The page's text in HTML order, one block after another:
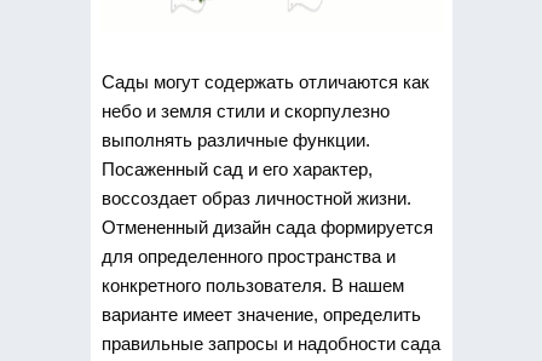
Сады могут содержать отличаются как
небо и земля стили и скорпулезно
выполнять различные функции.
Посаженный сад и его характер,
воссоздает образ личностной жизни.
Отмененный дизайн сада формируется
для определенного пространства и
конкретного пользователя. В нашем
варианте имеет значение, определить
правильные запросы и надобности сада